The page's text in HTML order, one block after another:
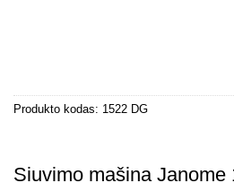
Produkto kodas: 1522 DG
Siuvimo mašina Janome